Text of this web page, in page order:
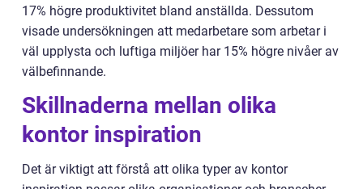
17% högre produktivitet bland anställda. Dessutom
visade undersökningen att medarbetare som arbetar i
väl upplysta och luftiga miljöer har 15% högre nivåer av
välbefinnande.
Skillnaderna mellan olika
kontor inspiration
Det är viktigt att förstå att olika typer av kontor